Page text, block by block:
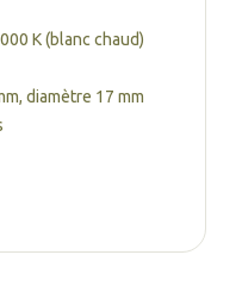
K (blanc chaud)
diamètre 17 mm